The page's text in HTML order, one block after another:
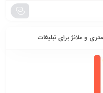
و ملانژ برای تبلیغات